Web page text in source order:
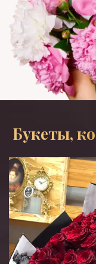
Букеты,